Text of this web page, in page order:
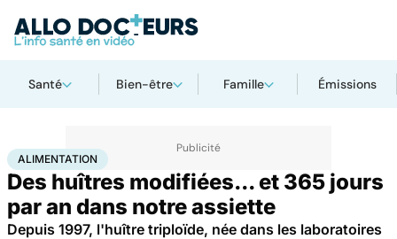
Santé Bien-être Famille Émissions
AccueilSantéMaladies Alimentation
ALIMENTATION
Des huîtres modifiées... et 365 jours
par an dans notre assiette
Depuis 1997, l'huître triploïde, née dans les laboratoires